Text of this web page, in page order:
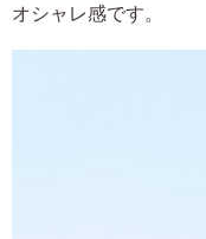
オシャレ感です。